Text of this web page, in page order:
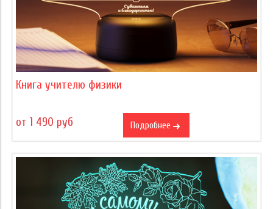
Книга учителю физики
от 1 490 руб Подробнее